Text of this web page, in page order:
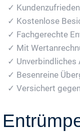
✓
✓ Kostenlose
✓ Fachgerechte
✓ Mit
✓ Unverbindliches
✓ Besenreine
✓ Versichert